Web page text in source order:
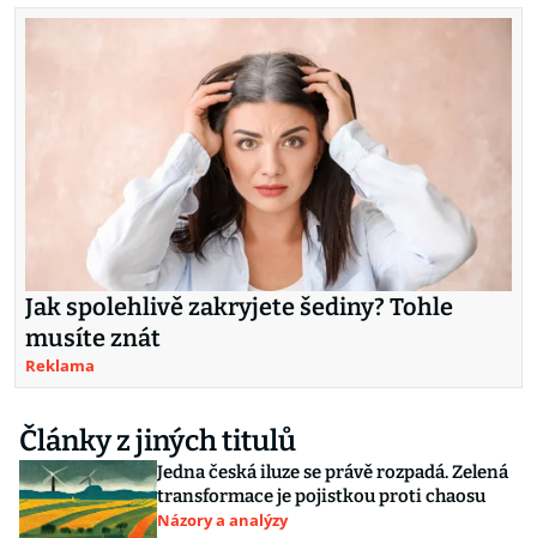
Jak spolehlivě zakryjete šediny? Tohle
musíte znát
Reklama
Články z jiných titulů
Jedna česká iluze se právě rozpadá. Zelená
transformace je pojistkou proti chaosu
Názory a analýzy